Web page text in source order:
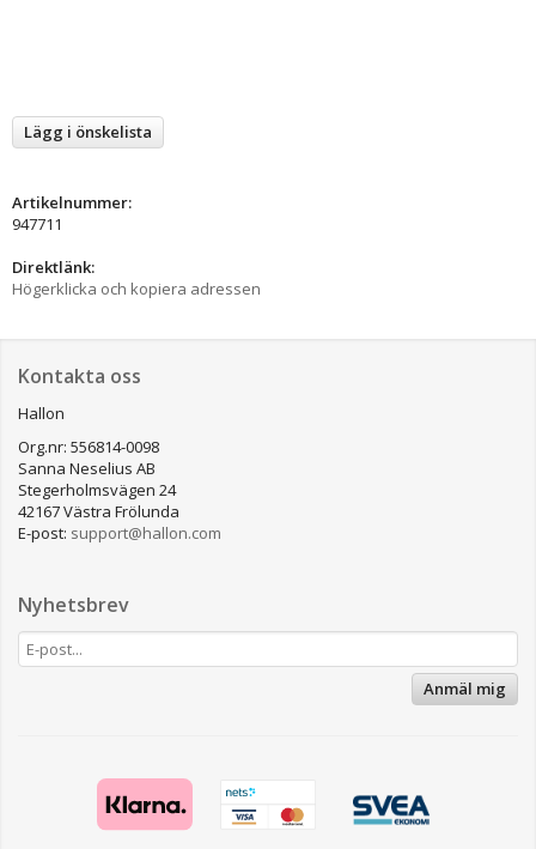
Lägg i önskelista
Artikelnummer:
947711
Direktlänk:
Högerklicka och kopiera adressen
Kontakta oss
Hallon
Org.nr: 556814-0098
Sanna Neselius AB
Stegerholmsvägen 24
42167 Västra Frölunda
E-post: support@hallon.com
Nyhetsbrev
Anmäl mig